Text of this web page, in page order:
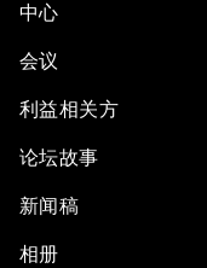
中心
会议
利益相关方
论坛故事
新闻稿
相册